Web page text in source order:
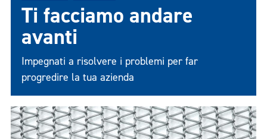
Ti facciamo andare
avanti
Impegnati a risolvere i problemi per far
progredire la tua azienda